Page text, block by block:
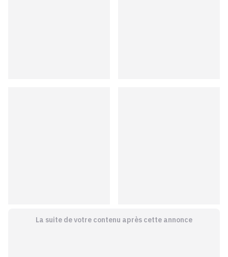
La suite de votre contenu après cette annonce